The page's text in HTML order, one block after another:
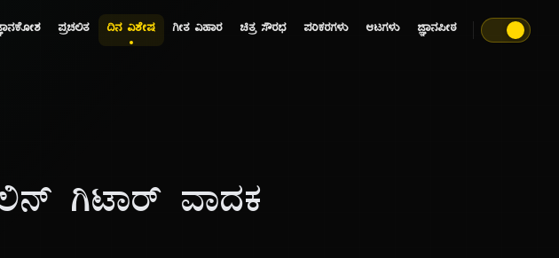
ಪ್ರಚಲಿತ ದಿನ ವಿಶೇಷ ಗೀತ ವಿಹಾರ ಚಿತ್ರ ಸೌರಭ ಪರಿಕರಗಳು ಆಟಗಳು ಜ್ಞಾನಪೀಠ
ಗಿಟಾರ್ ವಾದಕ